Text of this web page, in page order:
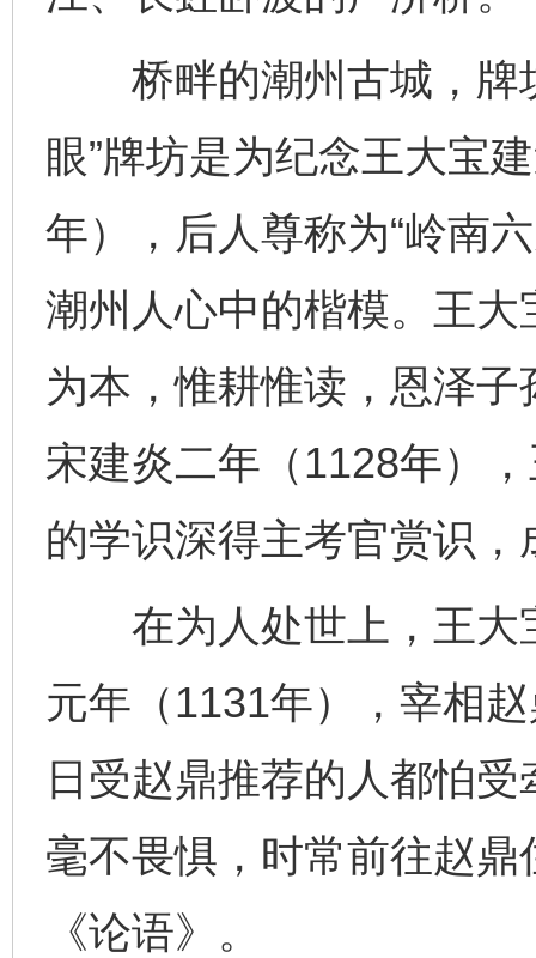
桥畔的潮州古城，牌
眼”牌坊是为纪念王大宝
年），后人尊称为“岭南
潮州人心中的楷模。王大
为本，惟耕惟读，恩泽
宋建炎二年（1128年）
的学识深得主考官赏识
在为人处世上，王大
元年（1131年），宰相
日受赵鼎推荐的人都怕
毫不畏惧，时常前往赵
《论语》。